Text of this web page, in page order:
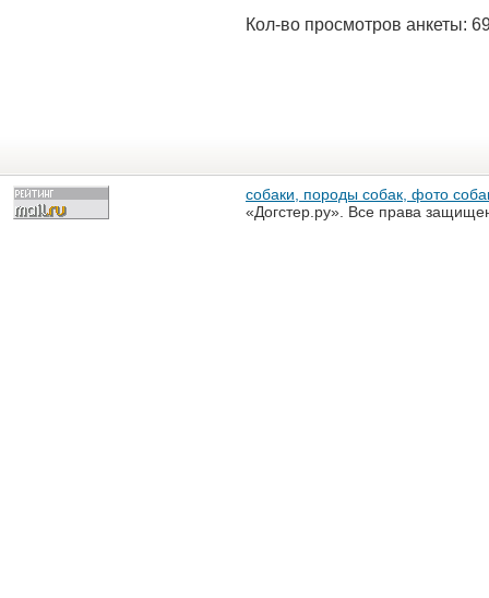
Кол-во просмотров анкеты:
собаки, породы собак, фото
«Догстер.ру». Все права